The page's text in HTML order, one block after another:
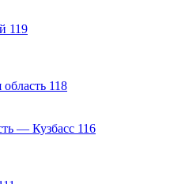
119
118
— Кузбасс 116